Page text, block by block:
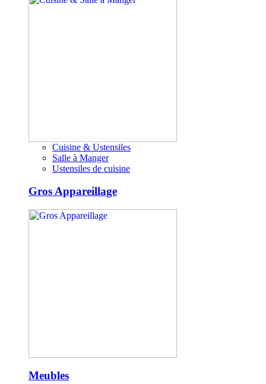
Cuisine & Ustensiles
Salle à Manger
Ustensiles de cuisine
Gros Appareillage
Meubles